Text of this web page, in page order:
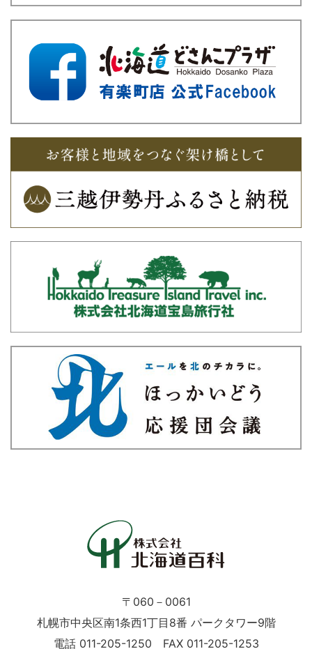
〒060－0061
札幌市中央区南1条西1丁目8番 パークタワー9階
電話 011-205-1250 FAX 011-205-1253